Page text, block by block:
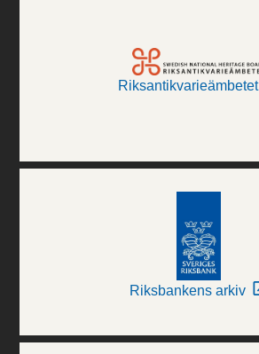
Riksantikvarieämbetet
Riksbankens arkiv